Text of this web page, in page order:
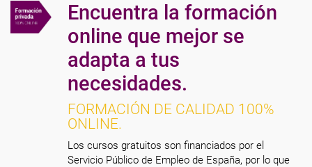
Encuentra la formación
online que mejor se
adapta a tus
necesidades.
FORMACIÓN DE CALIDAD 100%
ONLINE.
Los cursos gratuitos son financiados por el
Servicio Público de Empleo de España, por lo que